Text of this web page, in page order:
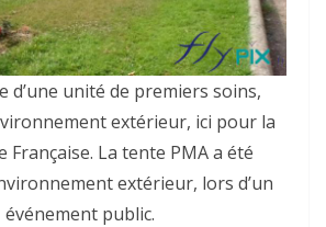
d’une unité de premiers soins,
extérieur, ici pour la
Française. La tente PMA a été
extérieur, lors d’un
événement public.